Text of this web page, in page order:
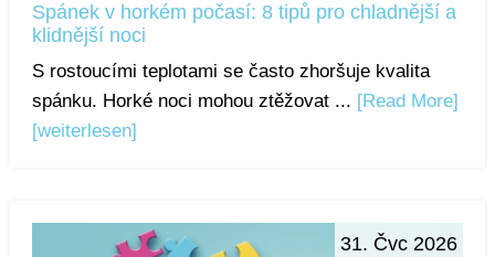
Spánek v horkém počasí: 8 tipů pro chladnější a
klidnější noci
S rostoucími teplotami se často zhoršuje kvalita
spánku. Horké noci mohou ztěžovat ... [Read More]
[weiterlesen]
31. Čvc 2026